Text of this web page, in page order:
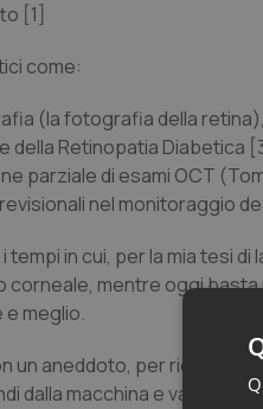
[1]
come:
(la fotografia della
della Retinopatia Diabetica
parziale di esami OCT
nel monitoraggio
tempi in cui, per la mia tesi
corneale, mentre oggi
meglio.
un aneddoto, per ricordare
dalla macchina e vai a piedi.